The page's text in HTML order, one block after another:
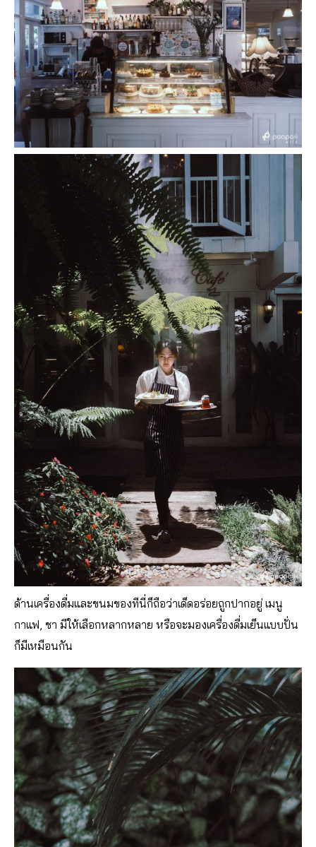
ด้านเครื่องดื่มและขนมของที่นี่ก็ถือว่าเด็ดอร่อยถูกปากอยู่ เมนู
กาแฟ, ชา มีให้เลือกหลากหลาย หรือจะมองเครื่องดื่มเย็นแบบปั่น
ก็มีเหมือนกัน